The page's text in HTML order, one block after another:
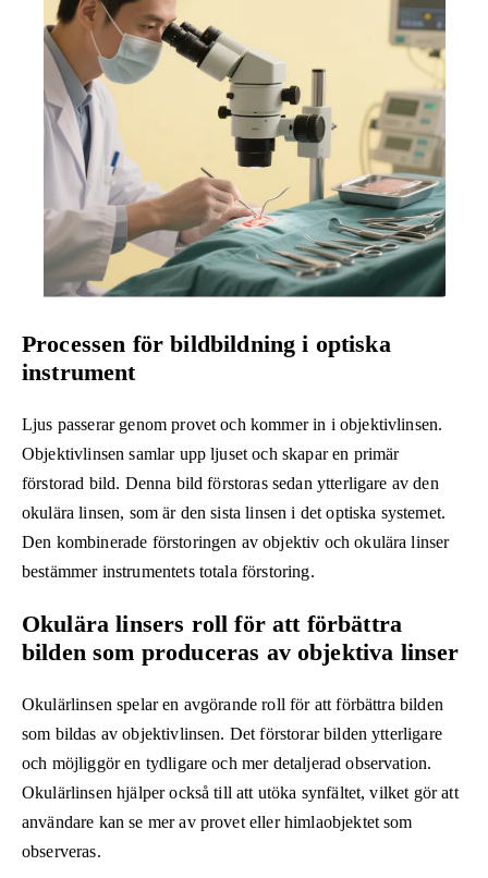
Processen för bildbildning i optiska
instrument
Ljus passerar genom provet och kommer in i objektivlinsen.
Objektivlinsen samlar upp ljuset och skapar en primär
förstorad bild. Denna bild förstoras sedan ytterligare av den
okulära linsen, som är den sista linsen i det optiska systemet.
Den kombinerade förstoringen av objektiv och okulära linser
bestämmer instrumentets totala förstoring.
Okulära linsers roll för att förbättra
bilden som produceras av objektiva linser
Okulärlinsen spelar en avgörande roll för att förbättra bilden
som bildas av objektivlinsen. Det förstorar bilden ytterligare
och möjliggör en tydligare och mer detaljerad observation.
Okulärlinsen hjälper också till att utöka synfältet, vilket gör att
användare kan se mer av provet eller himlaobjektet som
observeras.